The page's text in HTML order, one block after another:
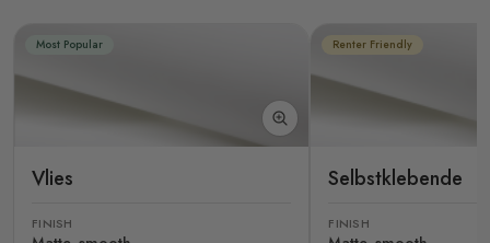
Most Popular
Vlies
FINISH
Renter Friendly
Selbstklebende
FINISH